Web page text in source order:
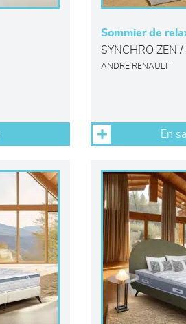
Sommier de
SYNCHRO ZEN
ANDRE RENAULT
En